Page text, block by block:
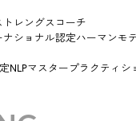
レングスコーチ
ショナル認定ハーマンモ
NLPマスタープラクティシ